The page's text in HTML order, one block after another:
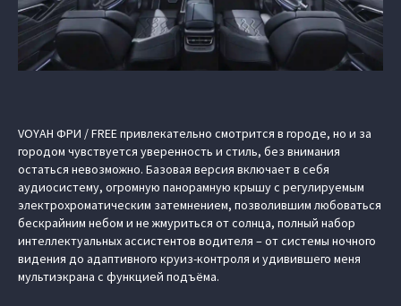
VOYAH ФРИ / FREE привлекательно смотрится в городе, но и за
городом чувствуется уверенность и стиль, без внимания
остаться невозможно. Базовая версия включает в себя
аудиосистему, огромную панорамную крышу с регулируемым
электрохроматическим затемнением, позволившим любоваться
бескрайним небом и не жмуриться от солнца, полный набор
интеллектуальных ассистентов водителя – от системы ночного
видения до адаптивного круиз-контроля и удивившего меня
мультиэкрана с функцией подъёма.